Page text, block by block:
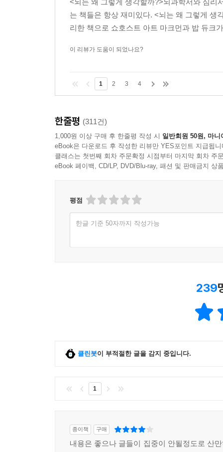
<뇌는 왜 그렇게 생각할까?>​​뇌과학서와 심리
는 책들은 항상 재미있다. <뇌는 왜 그렇게 생
리한 책으로 쇼호스트 아트 마크먼과 밥 듀크
이 리뷰가 도움이 되었나요?
1 2 3 4
한줄평 (311건)
1,000원 이상 구매 후 한줄평 작성 시 일반회원 50원, 마니
eBook은 다운로드 후 작성한 리뷰만 YES포인트 지급됩니
클래스는 첫번째 회차 주문확정 시점부터 마지막 회차 주
eBook 페이백, CD/LP, DVD/Blu-ray, 패션 및 판매금지 상
평점
한글 기준 50자까지 작성가능
239
클린봇이 부적절한 글을 감지 중입니다.
1
종이책 구매
내용은 좋으나 글들이 집중이 안될정도로 산